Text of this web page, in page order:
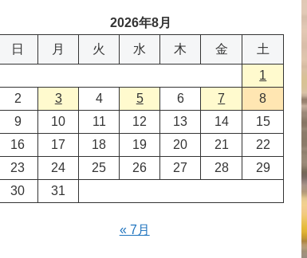
2026年8月
日
月 火 水 木 金
土
1
2
3 4 5 6 7
8
9
10 11 12 13 14
15
16
17 18 19 20 21
22
23
24 25 26 27 28
29
30
31
« 7月